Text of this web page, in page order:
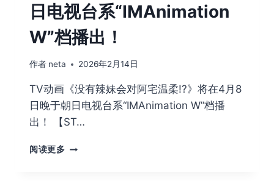
日电视台系“IMAnimation
W”档播出！
作者 neta 2026年2月14日
TV动画《没有辣妹会对阿宅温柔!?》将在4月8
日晚于朝日电视台系“IMAnimation W”档播
出！ 【ST…
阅读更多 TV